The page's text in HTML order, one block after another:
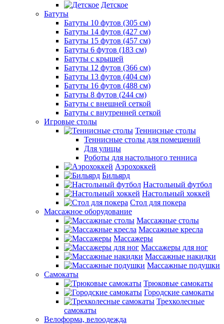
Детское
Батуты
Батуты 10 футов (305 см)
Батуты 14 футов (427 см)
Батуты 15 футов (457 см)
Батуты 6 футов (183 см)
Батуты с крышей
Батуты 12 футов (366 см)
Батуты 13 футов (404 см)
Батуты 16 футов (488 см)
Батуты 8 футов (244 см)
Батуты с внешней сеткой
Батуты с внутренней сеткой
Игровые столы
Теннисные столы
Теннисные столы для помещений
Для улицы
Роботы для настольного тенниса
Аэрохоккей
Бильярд
Настольный футбол
Настольный хоккей
Стол для покера
Массажное оборудование
Массажные столы
Массажные кресла
Массажеры
Массажеры для ног
Массажные накидки
Массажные подушки
Самокаты
Трюковые самокаты
Городские самокаты
Трехколесные
самокаты
Велоформа, велоодежда